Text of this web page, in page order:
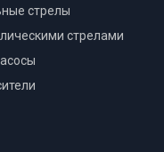
стрелы
стрелами